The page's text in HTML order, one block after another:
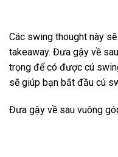
Các swing thought này
takeaway. Đưa gậy về
trọng để có được cú
sẽ giúp bạn bắt đầu cú
Đưa gậy về sau vuông